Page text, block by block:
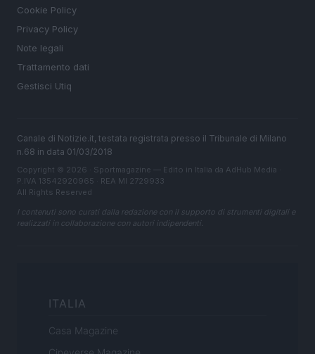
Cookie Policy
Privacy Policy
Note legali
Trattamento dati
Gestisci Utiq
Canale di Notizie.it, testata registrata presso il Tribunale di Milano
n.68 in data 01/03/2018
Copyright © 2026 · Sportmagazine — Edito in Italia da AdHub Media
P.IVA 13542920965 · REA MI 2729933
All Rights Reserved
I contenuti sono curati dalla redazione con il supporto di strumenti digitali e
realizzati in collaborazione con autori indipendenti.
ITALIA
Casa Magazine